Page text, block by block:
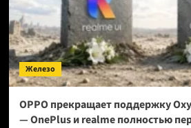
Железо
OPPO прекращает поддержку
— OnePlus и realme полностью